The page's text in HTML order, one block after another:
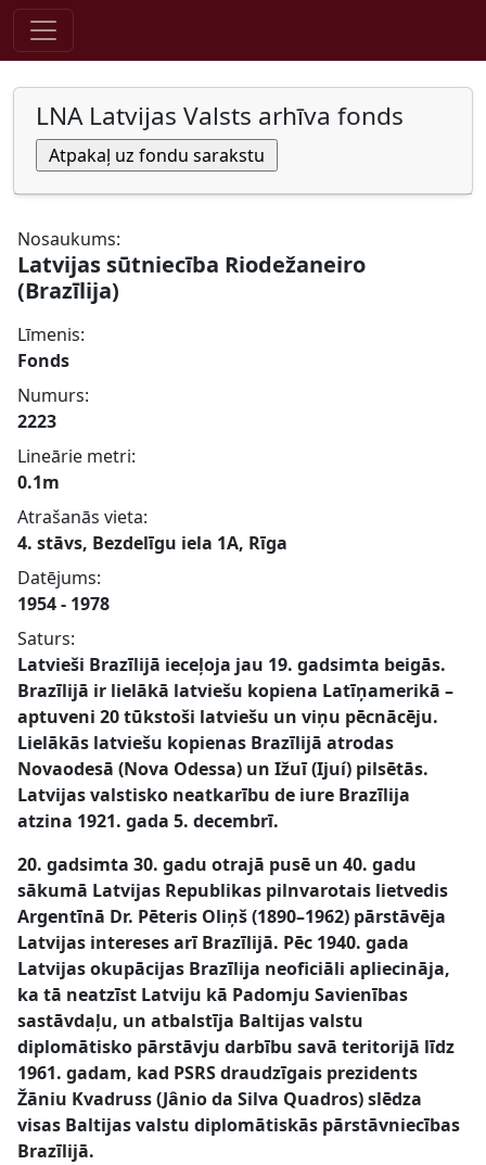
Pāriet uz saturu
LNA Latvijas Valsts arhīva fonds
Nosaukums:
Latvijas sūtniecība Riodežaneiro
(Brazīlija)
Līmenis:
Fonds
Numurs:
2223
Lineārie metri:
0.1m
Atrašanās vieta:
4. stāvs, Bezdelīgu iela 1A, Rīga
Datējums:
1954 - 1978
Saturs:
Latvieši Brazīlijā ieceļoja jau 19. gadsimta beigās.
Brazīlijā ir lielākā latviešu kopiena Latīņamerikā –
aptuveni 20 tūkstoši latviešu un viņu pēcnācēju.
Lielākās latviešu kopienas Brazīlijā atrodas
Novaodesā (Nova Odessa) un Ižuī (Ijuí) pilsētās.
Latvijas valstisko neatkarību de iure Brazīlija
atzina 1921. gada 5. decembrī.
20. gadsimta 30. gadu otrajā pusē un 40. gadu
sākumā Latvijas Republikas pilnvarotais lietvedis
Argentīnā Dr. Pēteris Oliņš (1890–1962) pārstāvēja
Latvijas intereses arī Brazīlijā. Pēc 1940. gada
Latvijas okupācijas Brazīlija neoficiāli apliecināja,
ka tā neatzīst Latviju kā Padomju Savienības
sastāvdaļu, un atbalstīja Baltijas valstu
diplomātisko pārstāvju darbību savā teritorijā līdz
1961. gadam, kad PSRS draudzīgais prezidents
Žāniu Kvadruss (Jânio da Silva Quadros) slēdza
visas Baltijas valstu diplomātiskās pārstāvniecības
Brazīlijā.